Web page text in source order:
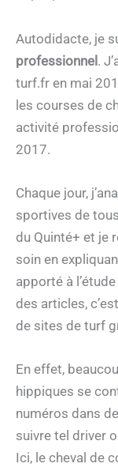
Autodidacte, je
professionnel .
turf.fr en mai
les courses de
activité
2017.
Chaque jour,
sportives de
du Quinté+ et je
soin en
apporté à
des articles,
de sites de turf
En effet,
hippiques se
numéros dans
suivre tel driver
Ici, le cheval de